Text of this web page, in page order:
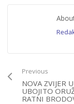
Previous
NOVA ZVIJER
UBOJITO
RATNI